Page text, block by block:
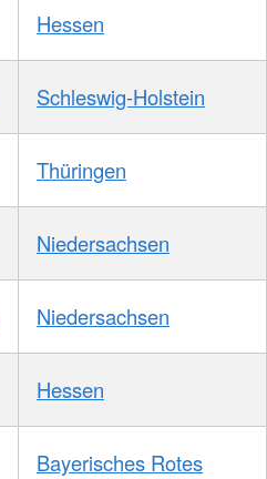
Hessen
Schleswig-Holstein
Thüringen
Niedersachsen
Niedersachsen
Hessen
Bayerisches Rotes